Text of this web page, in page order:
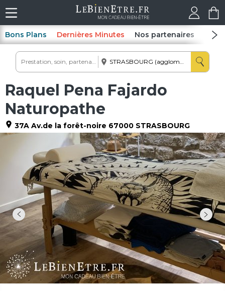
Bons Plans Dernières Minutes Nos partenaires Spas
Raquel Pena Fajardo
Naturopathe
37A Av.de la forêt-noire 67000 STRASBOURG